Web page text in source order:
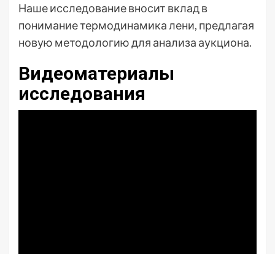
Наше исследование вносит вклад в
понимание термодинамика лени, предлагая
новую методологию для анализа аукциона.
Видеоматериалы
исследования